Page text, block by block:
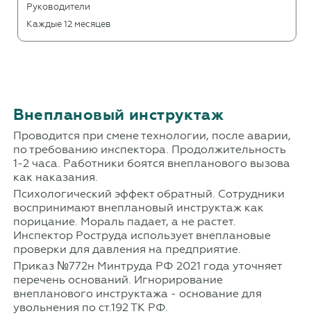
Руководители
Каждые 12 месяцев
Внеплановый инструктаж
Проводится при смене технологии, после аварии,
по требованию инспектора. Продолжительность
1-2 часа. Работники боятся внепланового вызова
как наказания.
Психологический эффект обратный. Сотрудники
воспринимают внеплановый инструктаж как
порицание. Мораль падает, а не растет.
Инспектор Роструда использует внеплановые
проверки для давления на предприятие.
Приказ №772н Минтруда РФ 2021 года уточняет
перечень оснований. Игнорирование
внепланового инструктажа - основание для
увольнения по ст.192 ТК РФ.